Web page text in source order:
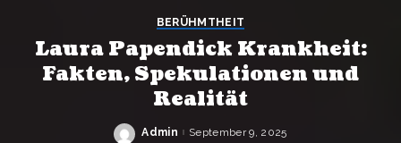
BERÜHMTHEIT
Laura Papendick Krankheit:
Fakten, Spekulationen und
Realität
Posted
Admin September 9, 2025